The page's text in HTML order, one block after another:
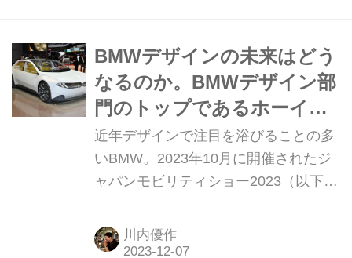
BMWデザインの未来はどう
なるのか。BMWデザイン部
門のトップであるホーイド
ンク氏に訊いた！
近年デザインで注目を浴びることの多
いBMW。2023年10月に開催されたジ
ャパンモビリティショー2023（以下、
未来を示す「ビジョン ノイエ クラッ
セ」がお披露目されました。今回そん
川内優作